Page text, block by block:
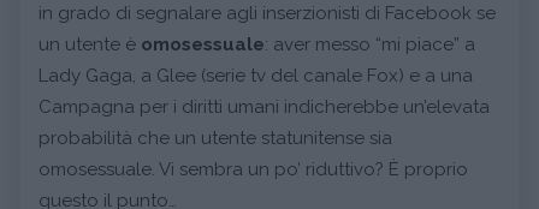
in grado di segnalare agli inserzionisti di Facebook se
un utente è omosessuale: aver messo “mi piace” a
Lady Gaga, a Glee (serie tv del canale Fox) e a una
Campagna per i diritti umani indicherebbe un’elevata
probabilità che un utente statunitense sia
omosessuale. Vi sembra un po’ riduttivo? È proprio
questo il punto…